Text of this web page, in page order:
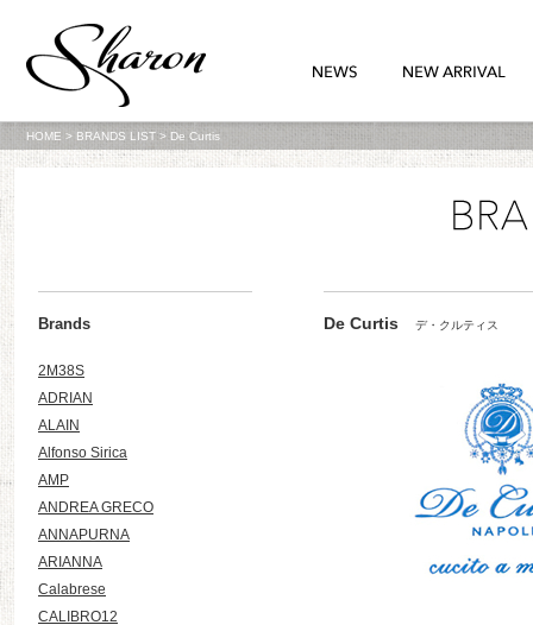
HOME > BRANDS LIST > De Curtis
De Curtis デ・クルティス
Brands
2M38S
ADRIAN
ALAIN
Alfonso Sirica
AMP
ANDREA GRECO
ANNAPURNA
ARIANNA
Calabrese
CALIBRO12